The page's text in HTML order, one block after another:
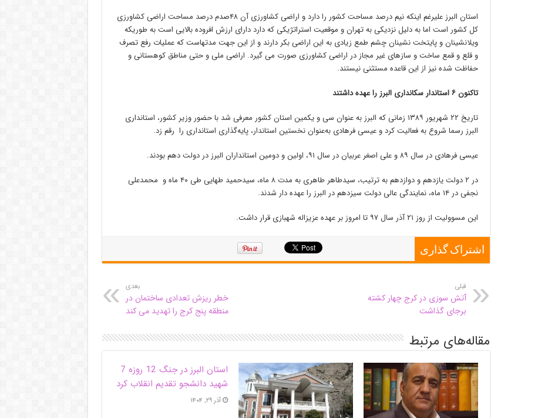
استان البرز علیرغم اینکه نیم درصد مساحت کشور را دارد و اراضی کشاورزی آن ۴۸صدم درصد مساحت اراضی کشاورزی
کل کشور است اما به دلیل نزدیکی به تهران و موقعیت استراتژیکی که دارد دارای ارزش افروده بالایی است به طوریکه
ویلانشینان و پایتخت نشینان چشم طمع زیادی به این اراضی بکر دارند و از این جهت مدتهاست که عملیات رفع تصرف
و قلع و قمع ساخت و سازهای غیر مجاز در اراضی کشاورزی صورت می گیرد. اراضی ملی و حتی مناطق کوهستانی و
حفاظت شده نیز از این قاعده مستثنی نیستند.
تاکنون ۶ استاندار سکانداری البرز را عهده داشتند
تاریخ ۲۲ شهریور ۱۳۸۹ زمانی که البرز به عنوان سی و یکمین استان کشور معرفی شد با حضور وزیر کشور، استانداری
البرز رسما شروع به فعالیت کرد و عیسی فرهادی به‌عنوان نخستین استاندار، پایه‌گذاری استانداری را رقم زد.
عیسی فرهادی در سال ۸۹ و علی اصغر عربیان در سال ۹۱، اولین و دومین استانداران البرز در دولت دهم بودند.
در ۲ دولت یازدهم و دوازدهم به ترتیب، سیدطاهر طاهری به مدت ۸ ماه، سیدحمید طهایی طی ۴۰ ماه و محمدعلی
نجفی در ۱۴ ماه، نمایندگی عالی دولت سیزدهم در البرز را عهده دار شدند.
این مسوولیت از روز ۲۱ آذر سال ۹۷ تا امروز بر عهده عزیزاله شهبازی قرار داشت.
اشتراک گذاری
قبلی
آتش سوزی در کرج چهار کشته
برجای گذاشت
بعدی
خطر ریزش تعدادی ساختمان در
منطقه پنج کرج را تهدید می کند
مقاله‌های مرتبط
استان البرز در جنگ 12 روزه 7
شهید دانشجو تقدیم انقلاب کرد
آذر ۲۹, ۱۴۰۴